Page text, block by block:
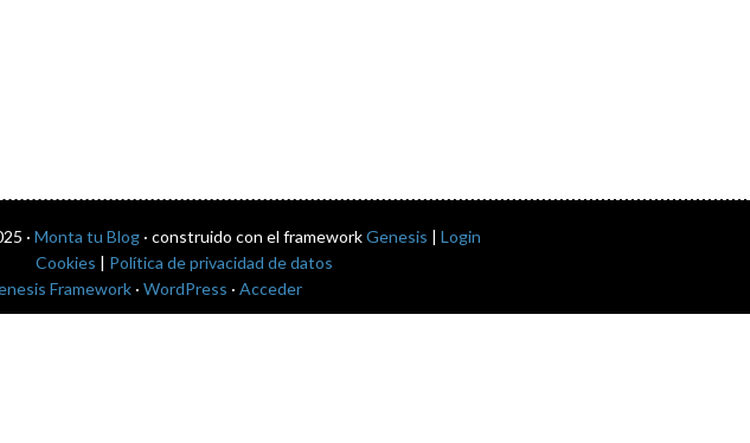
· Monta tu Blog· construido con el frameworkGenesis | Login
Cookies | Política de privacidad de datos
Framework · WordPress · Acceder